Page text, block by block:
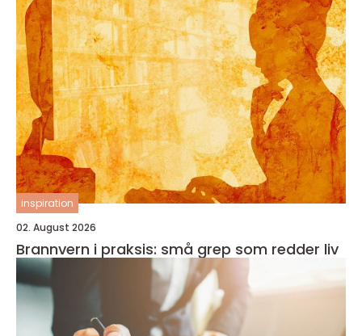
inspiration
02. August 2026
Brannvern i praksis: små grep som redder liv